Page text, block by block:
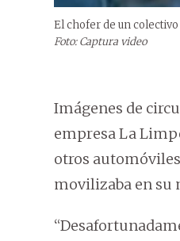
El chofer de un
Foto: Captura video
Imágenes de
empresa La
otros
movilizaba en su